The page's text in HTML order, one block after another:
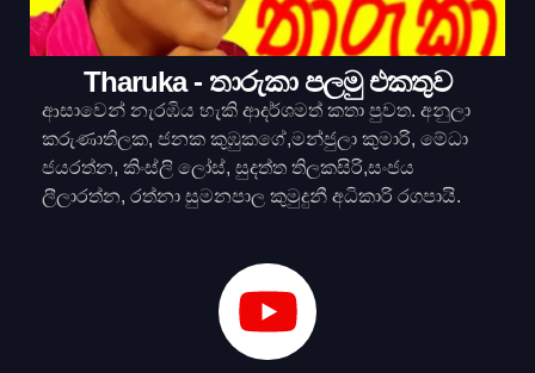
Tharuka - තාරුකා පලමු එකතුව
ආසාවෙන් නැරඹිය හැකි ආදර්ශමත් කතා පුවත. අනුලා
කරුණාතිලක, ජනක කුඹුකගේ,මන්ජුලා කුමාරි, මේධා
ජයරත්න, කිංස්ලි ලෝස්, සුදත්ත තිලකසිරි,සංජය
ලීලාරත්න, රත්නා සුමනපාල කුමුදුනී අධිකාරි රගපායි.